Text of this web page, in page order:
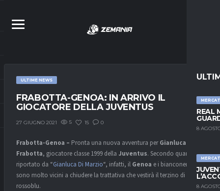
REAL
8
8
ULTIME NEWS
FRABOTTA-GENOA: IN ARRIVO IL
GIOCATORE DELLA JUVENTUS
27 GIUGNO 2021 5 15 0
Frabotta-Genoa – Pronta una nuova avventura perGianluca
Frabotta, giocatore classe 1999 della Juventus. Secondo quanto
riportato da “Gianluca Di Marzio“, infatti, il Genoa e i bianconeri
sono molto vicini a chiudere la trattativa che vestirà il terzino di
rossoblu.